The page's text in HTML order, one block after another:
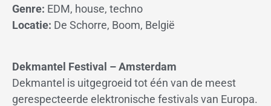
Genre: EDM, house, techno
Locatie: De Schorre, Boom, België
Dekmantel Festival – Amsterdam
Dekmantel is uitgegroeid tot één van de meest
gerespecteerde elektronische festivals van Europa.